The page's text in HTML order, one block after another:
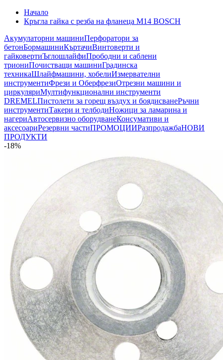
Начало
Кръгла гайка с резба на фланеца M14 BOSCH
Акумулаторни машиниПерфоратори за
бетонБормашиниКъртачиВинтоверти и
гайковертиЪглошлайфиПрободни и саблени
триониПочистващи машиниГрадинска
техникаШлайфмашини, хобелиИзмервателни
инструментиФрези и ОберфрезиОтрезни машини и
циркуляриМултифункционални инструменти
DREMELПистолети за горещ въздух и боядисванеРъчни
инструментиТакери и телбодиНожици за ламарина и
нагериАвтосервизно оборудванеКонсумативи и
аксесоариРезервни частиПРОМОЦИИРазпродажбаНОВИ
ПРОДУКТИ
-18%